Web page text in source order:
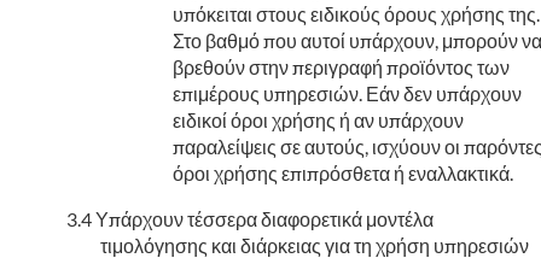
υπόκειται στους ειδικούς όρους χρήσης της.
Στο βαθμό που αυτοί υπάρχουν, μπορούν να
βρεθούν στην περιγραφή προϊόντος των
επιμέρους υπηρεσιών. Εάν δεν υπάρχουν
ειδικοί όροι χρήσης ή αν υπάρχουν
παραλείψεις σε αυτούς, ισχύουν οι
όροι χρήσης επιπρόσθετα ή εναλλακτικά.
Υπάρχουν τέσσερα διαφορετικά μοντέλα
τιμολόγησης και διάρκειας για τη χρήση υπηρεσιών